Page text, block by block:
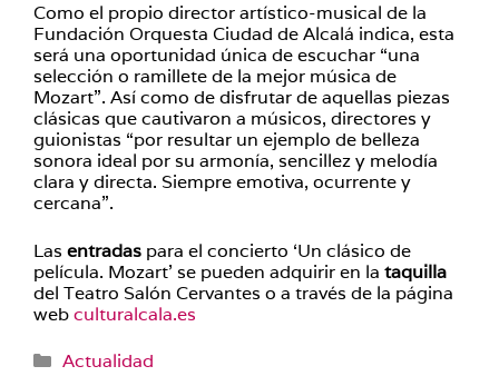
Como el propio director artístico-musical de la
Fundación Orquesta Ciudad de Alcalá indica, esta
será una oportunidad única de escuchar “una
selección o ramillete de la mejor música de
Mozart”. Así como de disfrutar de aquellas piezas
clásicas que cautivaron a músicos, directores y
guionistas “por resultar un ejemplo de belleza
sonora ideal por su armonía, sencillez y melodía
clara y directa. Siempre emotiva, ocurrente y
cercana”.
Las entradas para el concierto ‘Un clásico de
película. Mozart’ se pueden adquirir en la taquilla
del Teatro Salón Cervantes o a través de la página
webculturalcala.es
Categorías
Actualidad